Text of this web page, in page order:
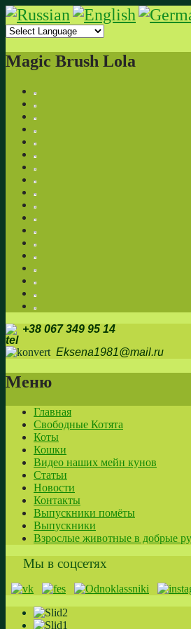
Magic Brush Lola
+38 067 349 95 14
Eksena1981@mail.ru
Меню
Главная
Свободные Котята
Коты
Кошки
Видео наших мейн кунов
Статьи
Новости
Контакты
Выпускники помёты
Выпускники
Взрослые животные в добрые
Мы в соцсетях